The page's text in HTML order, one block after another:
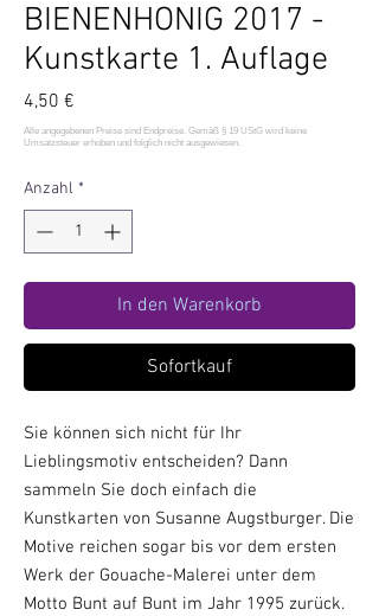
BIENENHONIG 2017 -
Kunstkarte 1. Auflage
4,50 €
Anzahl *
In den Warenkorb
Sofortkauf
Sie können sich nicht für Ihr
Lieblingsmotiv entscheiden? Dann
sammeln Sie doch einfach die
Kunstkarten von Susanne Augstburger. Die
Motive reichen sogar bis vor dem ersten
Werk der Gouache-Malerei unter dem
Motto Bunt auf Bunt im Jahr 1995 zurück.